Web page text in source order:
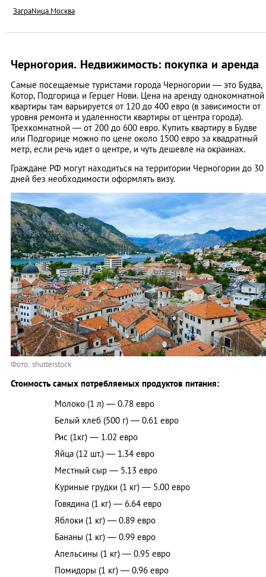
ЗаграNица.Москва
Черногория. Недвижимость: покупка и аренда
Самые посещаемые туристами города Черногории — это Будва,
Котор, Подгорица и Герцег Нови. Цена на аренду однокомнатной
квартиры там варьируется от 120 до 400 евро (в зависимости от
уровня ремонта и удаленности квартиры от центра города).
Трехкомнатной — от 200 до 600 евро. Купить квартиру в Будве
или Подгорице можно по цене около 1500 евро за квадратный
метр, если речь идет о центре, и чуть дешевле на окраинах.
Граждане РФ могут находиться на территории Черногории до 30
дней без необходимости оформлять визу.
Фото: shutterstock
Стоимость самых потребляемых продуктов питания:
Молоко (1 л) — 0.78 евро
Белый хлеб (500 г) — 0.61 евро
Рис (1кг) — 1.02 евро
Яйца (12 шт.) — 1.34 евро
Местный сыр — 5.13 евро
Куриные грудки (1 кг) — 5.00 евро
Говядина (1 кг) — 6.64 евро
Яблоки (1 кг) — 0.89 евро
Бананы (1 кг) — 0.99 евро
Апельсины (1 кг) — 0.95 евро
Помидоры (1 кг) — 0.96 евро